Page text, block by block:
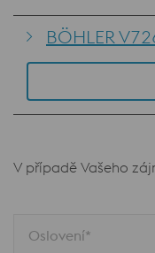
BÖHLER
V případě Vašeho
Oslovení*